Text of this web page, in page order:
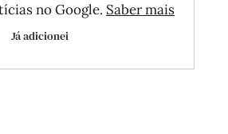
no Google. Saber mais
Já adicionei